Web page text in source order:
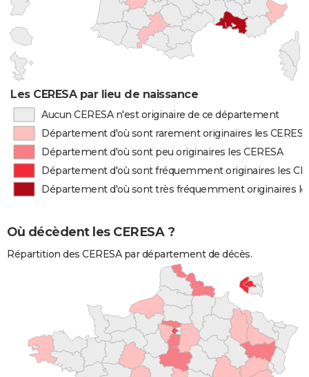
Les CERESA par lieu de naissance
Aucun CERESA n'est originaire de ce département
Département d'où sont rarement originaires les
Département d'où sont peu originaires les CERESA
Département d'où sont fréquemment originaires les
Département d'où sont très fréquemment originaires
Où décèdent les CERESA ?
Répartition des CERESA par département de décès.